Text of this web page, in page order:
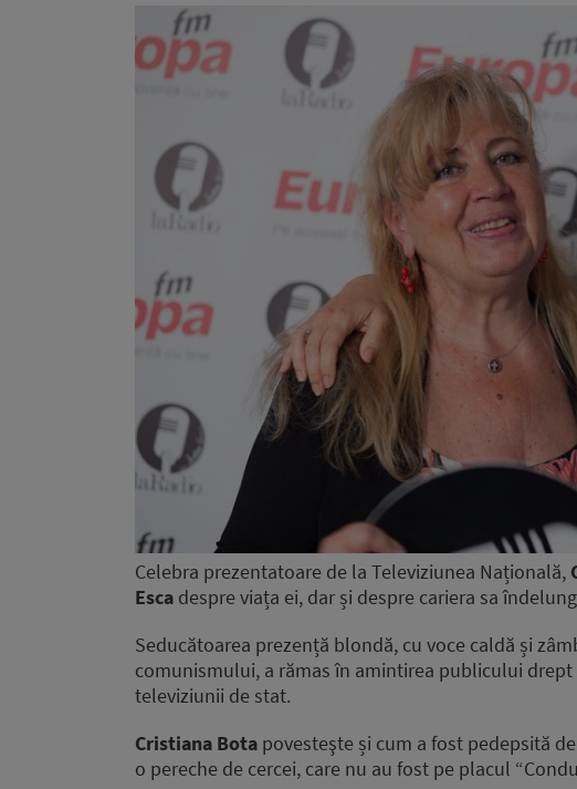
Celebra prezentatoare de la Televiziunea Națională,
Esca despre viața ei, dar și despre cariera sa
Seducătoarea prezență blondă, cu voce caldă și
comunismului, a rămas în amintirea publicului
televiziunii de stat.
Cristiana Bota povesteşte și cum a fost pedepsită de
o pereche de cercei, care nu au fost pe placul